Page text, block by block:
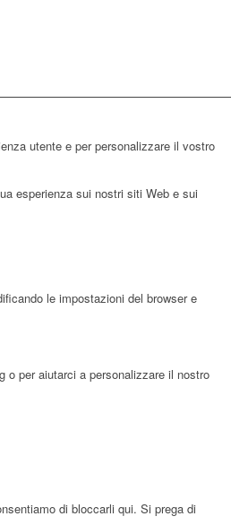
utente e per personalizzare il vostro
esperienza sui nostri siti Web e sui
le impostazioni del browser e
o per aiutarci a personalizzare il nostro
di bloccarli qui. Si prega di